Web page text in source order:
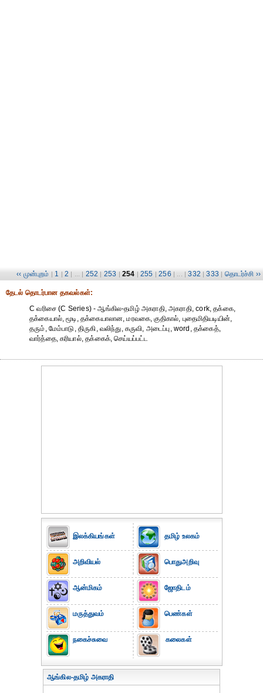
‹‹ முன்புறம் | 1 | 2 | ... | 252 | 253 | 254 | 255 | 256 | ... | 332 | 333 | தொடர்ச்சி ››
தேட‌ல் தொட‌ர்பான தகவ‌ல்க‌ள்:
C வரிசை (C Series) - ஆங்கில-தமிழ் அகராதி, அகராதி, cork, தக்கை,
தக்கையால், மூடி, தக்கையாலான, மரவகை, குதிகால், புதைமிதியடியின்,
தரும், மேம்பாடு, திருகி, வலிந்து, கருவி, அடைப்பு, word, தக்கைத்,
வார்த்தை, கரியால், தக்கைக், செய்யப்பட்ட
இலக்கியங்கள்
அறிவியல்
ஆன்மிகம்
மருத்துவம்
நகைச்சுவை
தமிழ் உலகம்
பொதுஅறிவு
ஜோதிடம்
பெண்கள்
கலைகள்
ஆங்கில-தமிழ் அகராதி